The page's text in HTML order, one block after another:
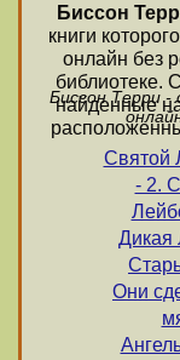
Биссон
книги
онлайн без
библиотеке.
найденные
Биссон Терри
Святой
- 2.
Дикая
Они